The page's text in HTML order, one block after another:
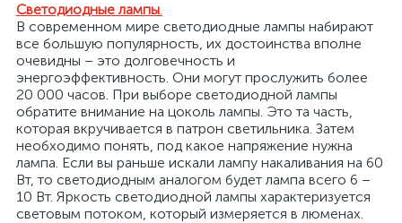
Светодиодные лампы.
В современном мире светодиодные лампы набирают
все большую популярность, их достоинства вполне
очевидны – это долговечность и
энергоэффективность. Они могут прослужить более
20 000 часов. При выборе светодиодной лампы
обратите внимание на цоколь лампы. Это та часть,
которая вкручивается в патрон светильника. Затем
необходимо понять, под какое напряжение нужна
лампа. Если вы раньше искали лампу накаливания на 60
Вт, то светодиодным аналогом будет лампа всего 6 –
10 Вт. Яркость светодиодной лампы характеризуется
световым потоком, который измеряется в люменах.